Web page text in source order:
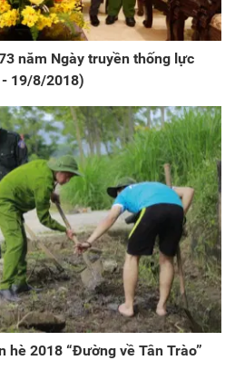
năm Ngày truyền thống lực
19/8/2018)
hè 2018 “Đường về Tân Trào”